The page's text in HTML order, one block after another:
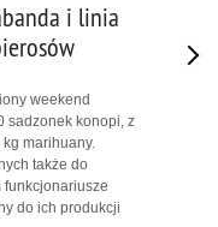
i linia
weekend
sadzonek konopi, z
marihuany.
także do
do ich produkcji